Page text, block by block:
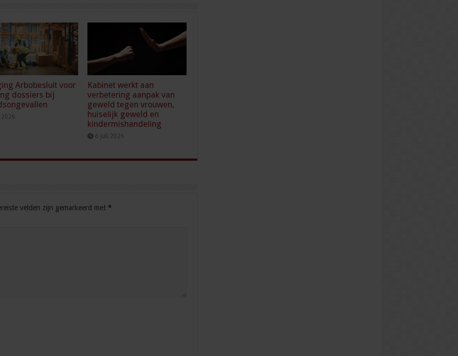
Arbobesluit voor
dossiers bij
Kabinet werkt aan
verbetering aanpak van
geweld tegen vrouwen,
huiselijk geweld en
kindermishandeling
6 juli 2026
velden zijn gemarkeerd met *